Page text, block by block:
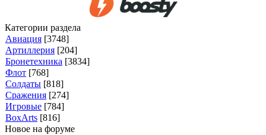
Категории раздела
Авиация [3748]
Артиллерия [204]
Бронетехника [3834]
Флот [768]
Солдаты [818]
Сражения [274]
Игровые [784]
BoxArts [816]
Новое на форуме